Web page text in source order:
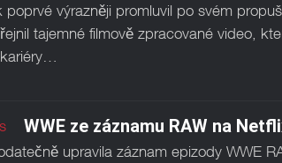
poprvé výrazněji promluvil po svém
tajemné filmově zpracované video,
WWE ze záznamu RAW na
upravila záznam epizody WWE